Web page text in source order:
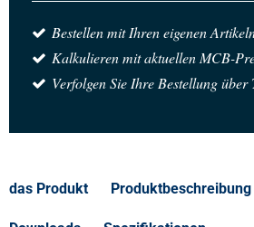
Bestellen mit Ihren eigenen
Kalkulieren mit aktuellen MCB-
Verfolgen Sie Ihre Bestellung
das Produkt Produktbeschreibung